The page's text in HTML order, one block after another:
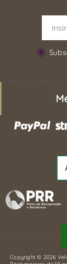
Copyright © 2026